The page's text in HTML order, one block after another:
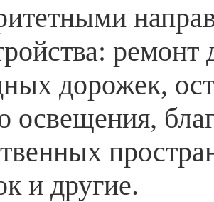
ремонт
дорожек,
освещения,
и другие.